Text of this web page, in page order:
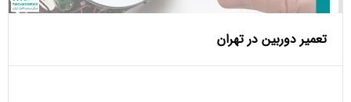
تعمیر دوربین در تهران